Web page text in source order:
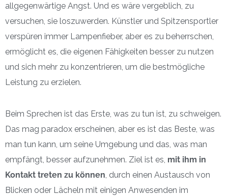
allgegenwärtige Angst. Und es wäre vergeblich, zu
versuchen, sie loszuwerden. Künstler und Spitzensportler
verspüren immer Lampenfieber, aber es zu beherrschen,
ermöglicht es, die eigenen Fähigkeiten besser zu nutzen
und sich mehr zu konzentrieren, um die bestmögliche
Leistung zu erzielen.
Beim Sprechen ist das Erste, was zu tun ist, zu schweigen.
Das mag paradox erscheinen, aber es ist das Beste, was
man tun kann, um seine Umgebung und das, was man
empfängt, besser aufzunehmen. Ziel ist es, mit ihm in
Kontakt treten zu können , durch einen Austausch von
Blicken oder Lächeln mit einigen Anwesenden im